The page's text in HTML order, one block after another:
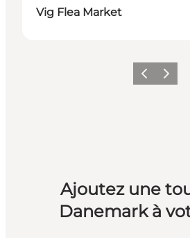
Vig Flea Market
PrécédentSuivant
Ajoutez une
Danemark à